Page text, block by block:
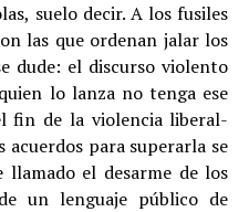
suelo decir. A los fusiles
las que ordenan jalar los
dude: el discurso violento
lo lanza no tenga ese
fin de la violencia liberal-
acuerdos para superarla se
el desarme de los
un lenguaje público de